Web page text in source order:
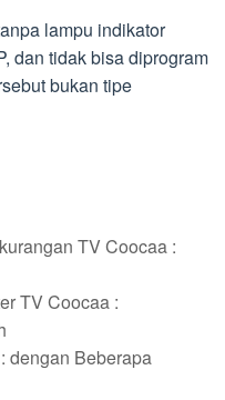
lampu indikator
dan tidak bisa diprogram
bukan tipe
TV Coocaa :
TV Coocaa :
dengan Beberapa